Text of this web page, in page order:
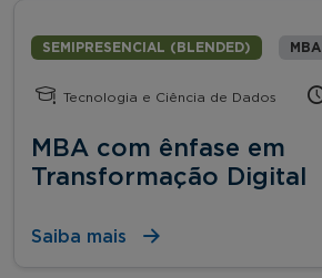
SEMIPRESENCIAL (BLENDED) MBA
Tecnologia e Ciência de Dados
MBA com ênfase em
Transformação Digital
Saiba mais